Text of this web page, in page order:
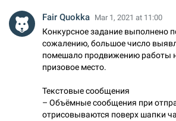
Fair Quokka Mar 1, 2021 at 11:00
Конкурсное задание выполнено
сожалению, большое число
помешало продвижению работы
призовое место.
Текстовые сообщения
– Объёмные сообщения при
отрисовываются поверх шапки